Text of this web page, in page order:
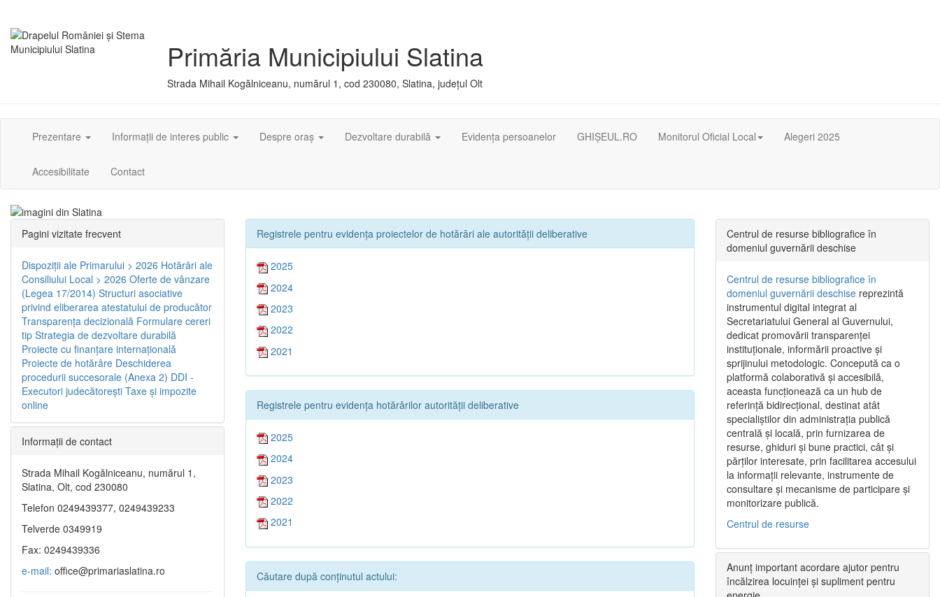
Primăria Municipiului Slatina
Strada Mihail Kogălniceanu, numărul 1, cod 230080, Slatina, județul Olt
Prezentare Informații de interes public Despre oraș Dezvoltare durabilă Evidența persoanelor GHIȘEUL.RO Monitorul Oficial Local Alegeri 2025
Accesibilitate Contact
Registrele pentru evidența proiectelor de hotărâri ale autorității deliberative
2025
2024
2023
2022
2021
Registrele pentru evidența hotărârilor autorității deliberative
2025
2024
2023
2022
2021
Căutare după conținutul actului:
Pagini vizitate frecvent
Dispoziţii ale Primarului > 2026 Hotărâri ale
Consiliului Local > 2026 Oferte de vânzare
(Legea 17/2014) Structuri asociative
privind eliberarea atestatului de producător
Transparenţa decizională Formulare cereri
tip Strategia de dezvoltare durabilă
Proiecte cu finanţare internaţională
Proiecte de hotărâre Deschiderea
procedurii succesorale (Anexa 2) DDI -
Executori judecătorești Taxe şi impozite
online
Informaţii de contact
Strada Mihail Kogălniceanu, numărul 1,
Slatina, Olt, cod 230080
Telefon 0249439377, 0249439233
Telverde 0349919
Fax: 0249439336
e-mail: office@primariaslatina.ro
Centrul de resurse bibliografice în
domeniul guvernării deschise
Centrul de resurse bibliografice în
domeniul guvernării deschise reprezintă
instrumentul digital integrat al
Secretariatului General al Guvernului,
dedicat promovării transparenței
instituționale, informării proactive și
sprijinului metodologic. Concepută ca o
platformă colaborativă și accesibilă,
aceasta funcționează ca un hub de
referință bidirecțional, destinat atât
specialiștilor din administrația publică
centrală și locală, prin furnizarea de
resurse, ghiduri și bune practici, cât și
părților interesate, prin facilitarea accesului
la informații relevante, instrumente de
consultare și mecanisme de participare și
monitorizare publică.
Centrul de resurse
Anunț important acordare ajutor pentru
încălzirea locuinței și supliment pentru